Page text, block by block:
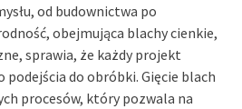
od budownictwa po
obejmująca blachy cienkie,
sprawia, że każdy projekt
podejścia do obróbki. Gięcie blach
procesów, który pozwala na